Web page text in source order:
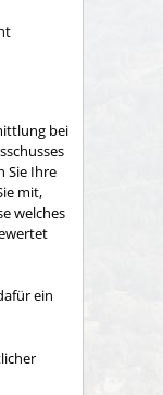
bei
Sie Ihre
mit,
welches
ein